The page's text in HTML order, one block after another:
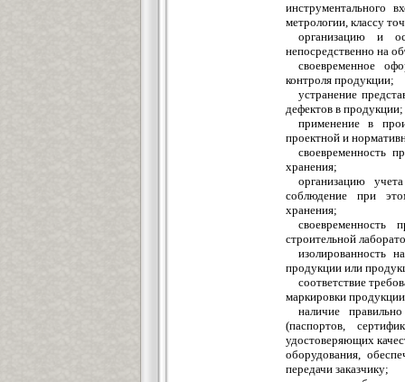
инструментального
метрологии, классу
организацию и
непосредственно на
своевременное
контроля продукции;
устранение
дефектов в продукции;
применение в
проектной и
своевременность
хранения;
организацию
соблюдение при
хранения;
строительной
изолированность
продукции или
соответствие
маркировки
наличие
(паспортов,
удостоверяющих
оборудования,
передачи заказчику;